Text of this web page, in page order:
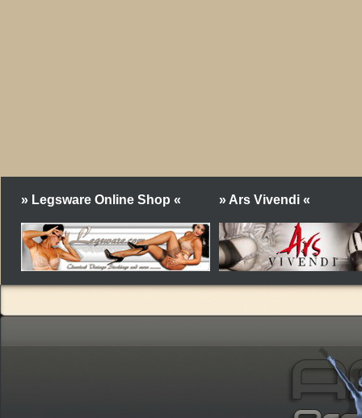
» Legsware Online Shop « » Ars Vivendi «